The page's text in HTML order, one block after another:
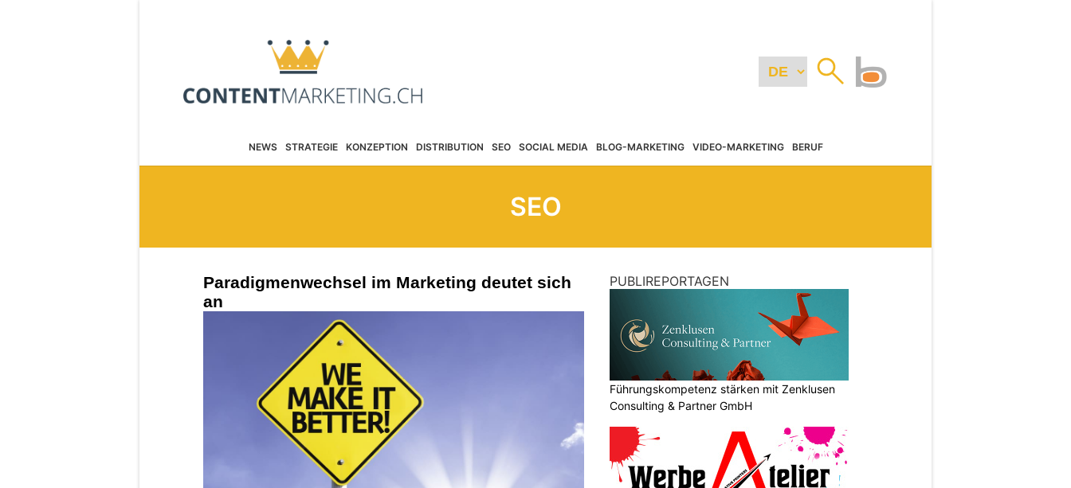
NEWS STRATEGIE KONZEPTION DISTRIBUTION SEO SOCIAL MEDIA BLOG-MARKETING VIDEO-MARKETING BERUF
SEO
Paradigmenwechsel im Marketing deutet sich
an
PUBLIREPORTAGEN
Führungskompetenz stärken mit Zenklusen
Consulting & Partner GmbH